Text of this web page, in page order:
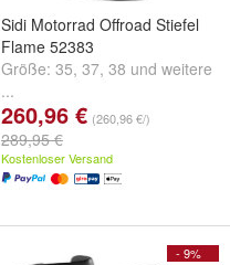
Sidi Motorrad Offroad Stiefel
Flame 52383
Größe: 35, 37, 38 und weitere
...
260,96 € (260,96 €/)
289,95 €
Kostenloser Versand
- 9%